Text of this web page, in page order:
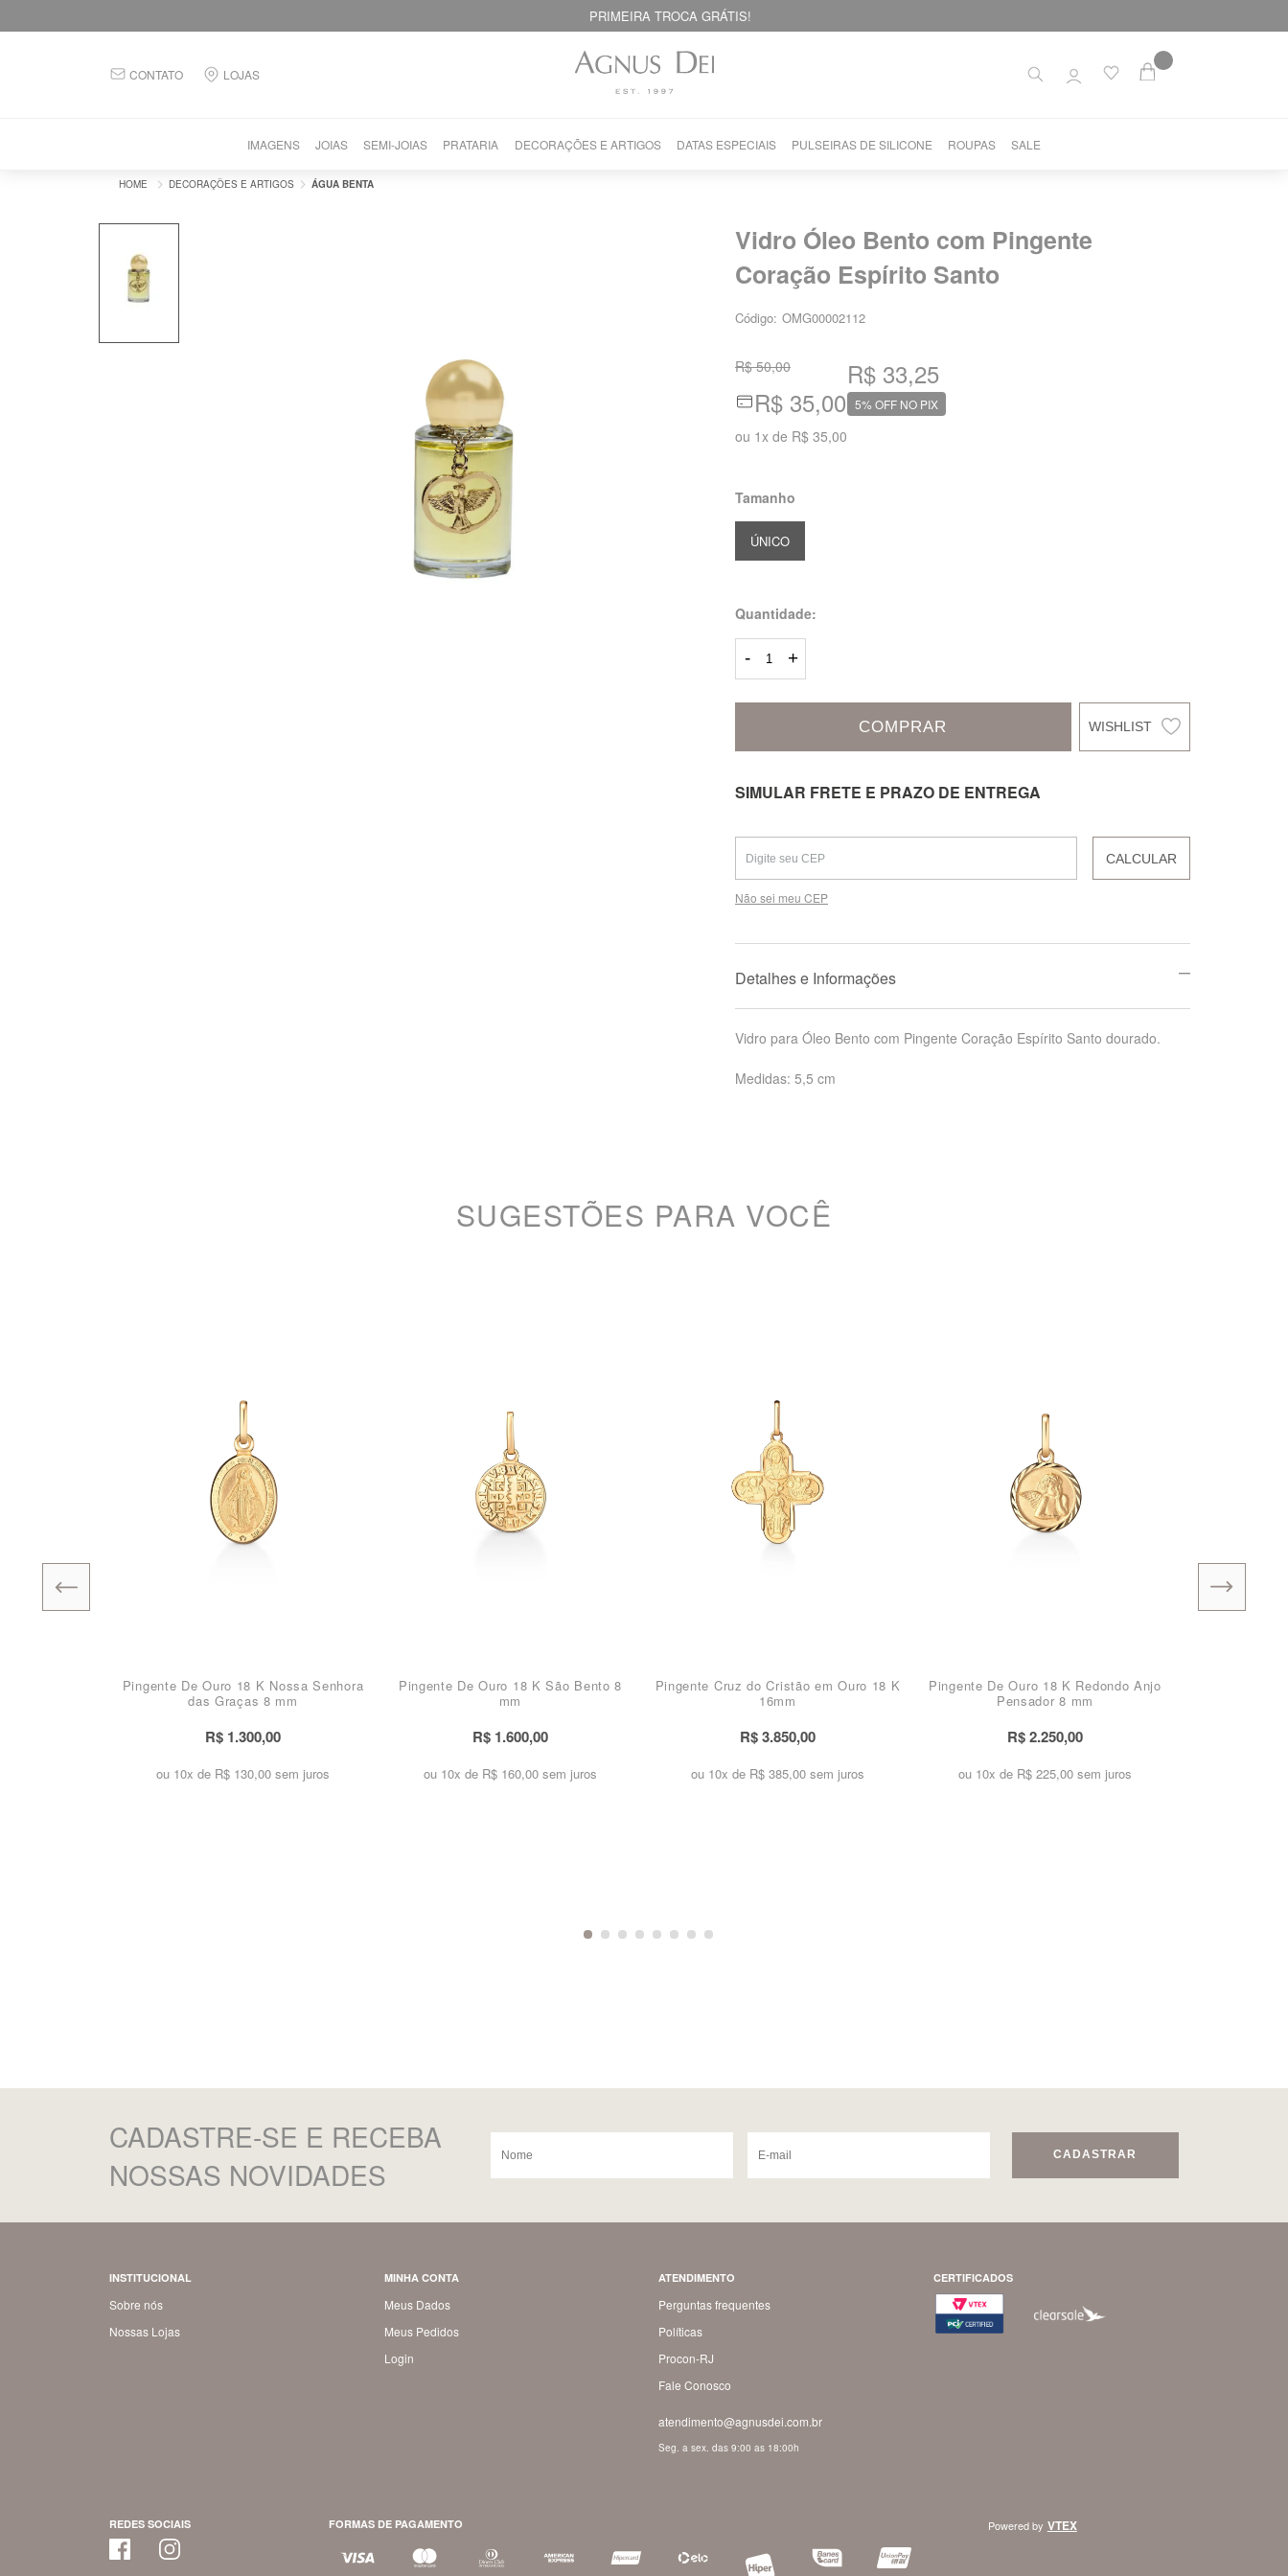
PRIMEIRA TROCA GRÁTIS!
CONTATO LOJAS
IMAGENS JOIAS SEMI-JOIAS PRATARIA DECORAÇÕES E ARTIGOS DATAS ESPECIAIS PULSEIRAS DE SILICONE ROUPAS SALE
DECORAÇÕES E ARTIGOS ÁGUA BENTA
Vidro Óleo Bento com Pingente
Coração Espírito Santo
Código: OMG00002112
R$ 50,00
R$ 35,00
ou 1xde R$ 35,00
R$ 33,25
5% OFF NO PIX
Tamanho
ÚNICO
Quantidade:
- +
COMPRAR
SIMULAR FRETE E PRAZO DE ENTREGA
CALCULAR
Não sei meu CEP
Detalhes e Informações
Vidro para Óleo Bento com Pingente Coração Espírito Santo dourado.
Medidas: 5,5 cm
SUGESTÕES PARA VOCÊ
Pingente De Ouro 18 K Nossa Senhora
das Graças 8 mm
R$ 1.300,00
ou 10x de R$ 130,00 sem juros
Pingente De Ouro 18 K São Bento 8
mm
R$ 1.600,00
ou 10x de R$ 160,00 sem juros
Pingente Cruz do Cristão em Ouro 18 K
16mm
R$ 3.850,00
ou 10x de R$ 385,00 sem juros
Pingente De Ouro 18 K Redondo Anjo
Pensador 8 mm
R$ 2.250,00
ou 10x de R$ 225,00 sem juros
CADASTRE-SE E RECEBA
NOSSAS NOVIDADES
CADASTRAR
INSTITUCIONAL
Sobre nós
Nossas Lojas
MINHA CONTA
Meus Dados
Meus Pedidos
Login
ATENDIMENTO
Perguntas frequentes
Políticas
Procon-RJ
Fale Conosco
atendimento@agnusdei.com.br
Seg. a sex. das 9:00 as 18:00h
CERTIFICADOS
REDES SOCIAIS FORMAS DE PAGAMENTO Powered by VTEX